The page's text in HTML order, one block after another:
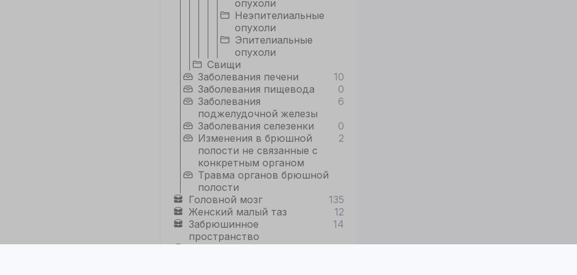
опухоли
Неэпителиальные
опухоли
Эпителиальные
опухоли
Свищи
Заболевания печени
10
Заболевания пищевода
0
Заболевания
поджелудочной железы
6
Заболевания селезенки
0
Изменения в брюшной
полости не связанные с
конкретным органом
2
Травма органов брюшной
полости
Головной мозг
135
Женский малый таз
12
Забрюшинное
пространство
14